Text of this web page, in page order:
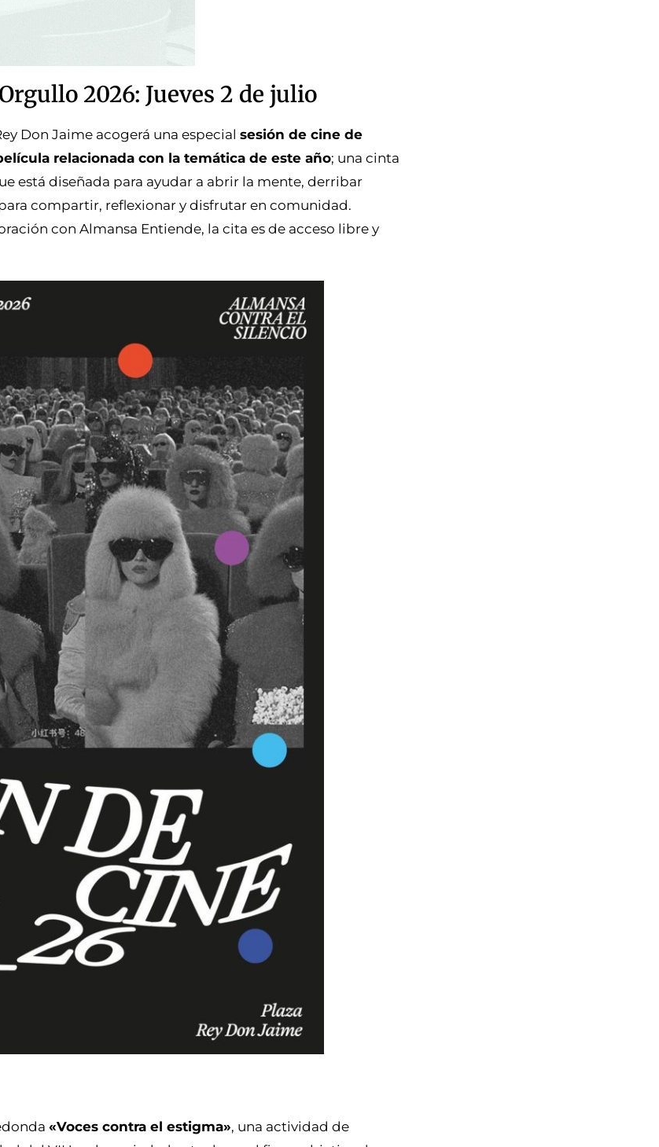
2026: Jueves 2 de julio
Don Jaime acogerá una especial sesión de cine de
relacionada con la temática de este año; una cinta
está diseñada para ayudar a abrir la mente, derribar
compartir, reflexionar y disfrutar en comunidad.
con Almansa Entiende, la cita es de acceso libre y
«Voces contra el estigma», una actividad de